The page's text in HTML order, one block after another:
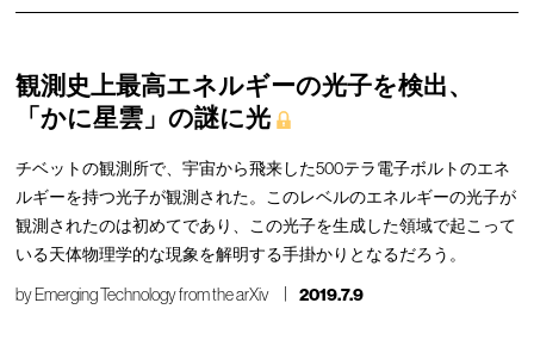
観測史上最高エネルギーの光子を検出、
「かに星雲」の謎に光
チベットの観測所で、宇宙から飛来した500テラ電子ボルトのエネ
ルギーを持つ光子が観測された。このレベルのエネルギーの光子が
観測されたのは初めてであり、この光子を生成した領域で起こって
いる天体物理学的な現象を解明する手掛かりとなるだろう。
byEmerging Technology from the arXiv 2019.7.9